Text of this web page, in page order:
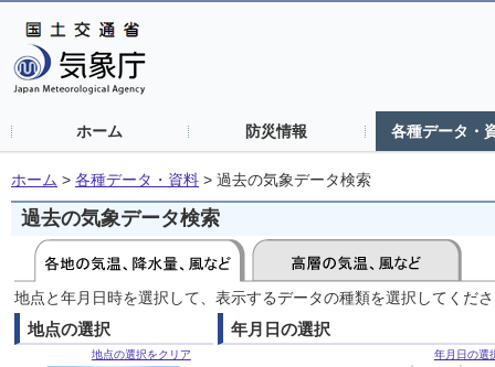
ホーム 防災情報 各種データ・
ホーム > 各種データ・資料 > 過去の気象データ検索
過去の気象データ検索
地点と年月日時を選択して、表示するデータの種類を選択してくだ
地点の選択
地点の選択をクリア
年月日の選択
年月日の選